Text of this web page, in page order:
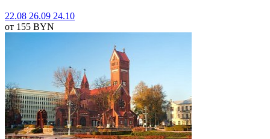
22.08 26.09 24.10
от 155 BYN